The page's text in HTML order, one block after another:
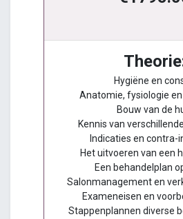
Hygiëne en
Anatomie, fysiologie
Bouw van de
Kennis van
Indicaties en contra-
Het uitvoeren van een
Een behandelplan
Salonmanagement en
Exameneisen en
Stappenplannen diverse